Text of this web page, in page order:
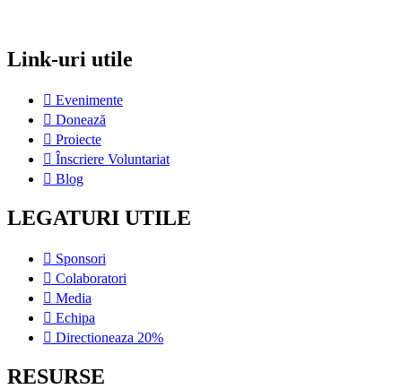
Link-uri utile
Evenimente
Donează
Proiecte
Înscriere Voluntariat
Blog
LEGATURI UTILE
Sponsori
Colaboratori
Media
Echipa
Directioneaza 20%
RESURSE